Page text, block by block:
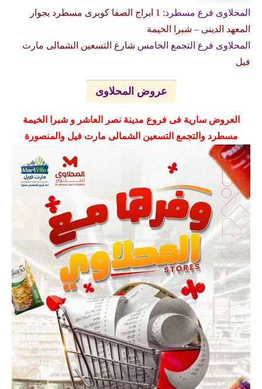
المحلاوى فرع مسطرد
: 1 ابراج الصفا كوبرى مسطرد بجوار
المعهد الدينى – شبرا الخيمة
المحلاوى فرع التجمع الخامس شارع التسعين الشمالى مارت
فيل
عروض المحلاوى
العروض سارية فى فروع مدينة نصر العاشر و شبرا الخيمة
مسطرد والتجمع التسعين الشمالى مارت فيل والمنصورة